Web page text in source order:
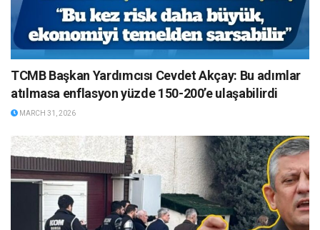
TCMB Başkan Yardımcısı Cevdet Akçay: Bu adımlar
atılmasa enflasyon yüzde 150-200’e ulaşabilirdi
MARCH 31, 2026